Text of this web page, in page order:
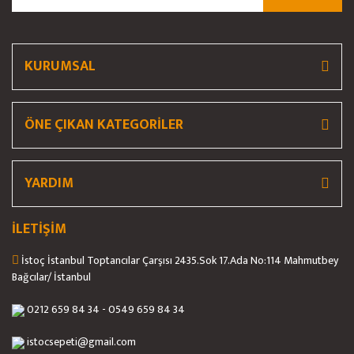
Ürün fiyatı diğer sitelerden daha pahalı.
KURUMSAL
ÖNE ÇIKAN KATEGORİLER
YARDIM
İLETİŞİM
İstoç İstanbul Toptancılar Çarşısı 2435.Sok 17.Ada No:114 Mahmutbey
Bağcılar/ İstanbul
0212 659 84 34 - 0549 659 84 34
istocsepeti@gmail.com